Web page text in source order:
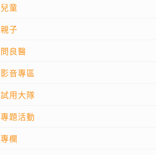
兒童
親子
問良醫
影音專區
試用大隊
專題活動
專欄